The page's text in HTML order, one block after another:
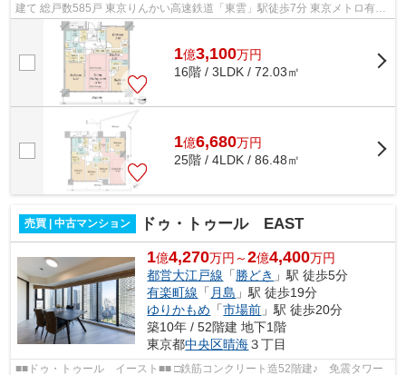
建て 総戸数585戸 東京りんかい高速鉄道「東雲」駅徒歩7分 東京メトロ有楽
町線「辰巳」駅徒歩9分 オートロ...
1億3,100万円
16階 / 3LDK / 72.03㎡
1億6,680万円
25階 / 4LDK / 86.48㎡
売買 | 中古マンション ドゥ・トゥール EAST
1億4,270万円～2億4,400万円
都営大江戸線 「 勝どき 」駅 徒歩5分
有楽町線 「 月島 」駅 徒歩19分
ゆりかもめ 「市場前 」駅 徒歩20分
築10年 / 52階建 地下1階
東京都中央区晴海３丁目
■■ドゥ・トゥール イースト■■ □鉄筋コンクリート造52階建♪ 免震タワー